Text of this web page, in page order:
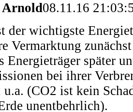
Arnold08.11.16
der wichtigste
Vermarktung
Energieträger später
bei ihrer
u.a. (CO2 ist kein
unentbehrlich).